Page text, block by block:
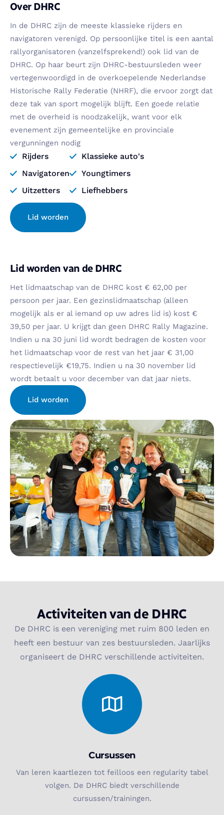
Over DHRC
In de DHRC zijn de meeste klassieke rijders en
navigatoren verenigd. Op persoonlijke titel is een aantal
rallyorganisatoren (vanzelfsprekend!) ook lid van de
DHRC. Op haar beurt zijn DHRC-bestuursleden weer
vertegenwoordigd in de overkoepelende Nederlandse
Historische Rally Federatie (NHRF), die ervoor zorgt dat
deze tak van sport mogelijk blijft. Een goede relatie
met de overheid is noodzakelijk, want voor elk
evenement zijn gemeentelijke en provinciale
vergunningen nodig
Rijders
Navigatoren
Uitzetters
Klassieke auto's
Youngtimers
Liefhebbers
Lid worden
Lid worden van de DHRC
Het lidmaatschap van de DHRC kost € 62,00 per
persoon per jaar. Een gezinslidmaatschap (alleen
mogelijk als er al iemand op uw adres lid is) kost €
39,50 per jaar. U krijgt dan geen DHRC Rally Magazine.
Indien u na 30 juni lid wordt bedragen de kosten voor
het lidmaatschap voor de rest van het jaar € 31,00
respectievelijk €19,75. Indien u na 30 november lid
wordt betaalt u voor december van dat jaar niets.
Lid worden
Activiteiten van de DHRC
De DHRC is een vereniging met ruim 800 leden en
heeft een bestuur van zes bestuursleden. Jaarlijks
organiseert de DHRC verschillende activiteiten.
Cursussen
Van leren kaartlezen tot feilloos een regularity tabel
volgen. De DHRC biedt verschillende
cursussen/trainingen.